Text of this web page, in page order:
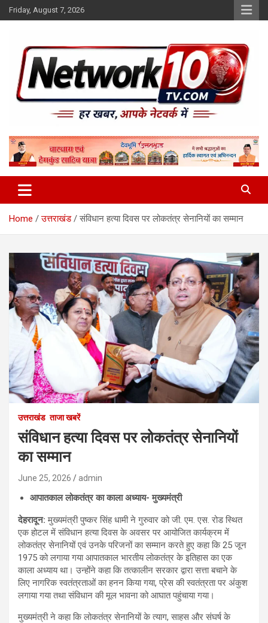
Skip
to
Friday, August 7, 2026
Network10tv
Home उत्तराखंड संविधान हत्या दिवस पर लोकतंत्र सेनानियों का सम्मान
उत्तराखंड ताजा खबरें
संविधान हत्या दिवस पर लोकतंत्र सेनानियों
का सम्मान
June 25, 2026 admin
आपातकाल लोकतंत्र का काला अध्याय- मुख्यमंत्री
देहरादून: मुख्यमंत्री पुष्कर सिंह धामी ने गुरुवार को जी. एम. एस. रोड स्थित
एक होटल में संविधान हत्या दिवस के अवसर पर आयोजित कार्यक्रम में
लोकतंत्र सेनानियों एवं उनके परिजनों का सम्मान करते हुए कहा कि 25 जून
1975 को लगाया गया आपातकाल भारतीय लोकतंत्र के इतिहास का एक
काला अध्याय था। उन्होंने कहा कि तत्कालीन सरकार द्वारा सत्ता बचाने के
लिए नागरिक स्वतंत्रताओं का हनन किया गया, प्रेस की स्वतंत्रता पर अंकुश
लगाया गया तथा संविधान की मूल भावना को आघात पहुंचाया गया।
मुख्यमंत्री ने कहा कि लोकतंत्र सेनानियों के त्याग, साहस और संघर्ष के